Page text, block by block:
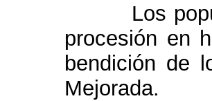
Los
procesión en
bendición de
Mejorada.